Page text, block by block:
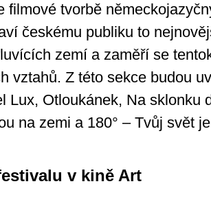
filmové tvorbě
českému publiku to
zemí a zaměří se
vztahů. Z této sekce budou
Lux, Otloukánek, Na sklonku
na zemi a 180° – Tvůj svět
v kině Art